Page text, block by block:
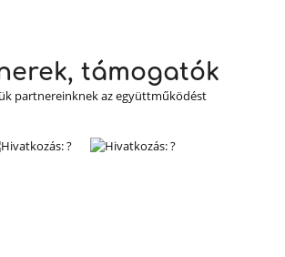
támogatók
partnereinknek az együttműködést